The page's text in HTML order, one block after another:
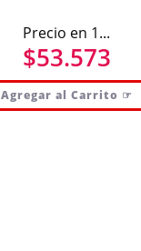
Precio en 1...
$53.573
Agregar al Carrito ☞